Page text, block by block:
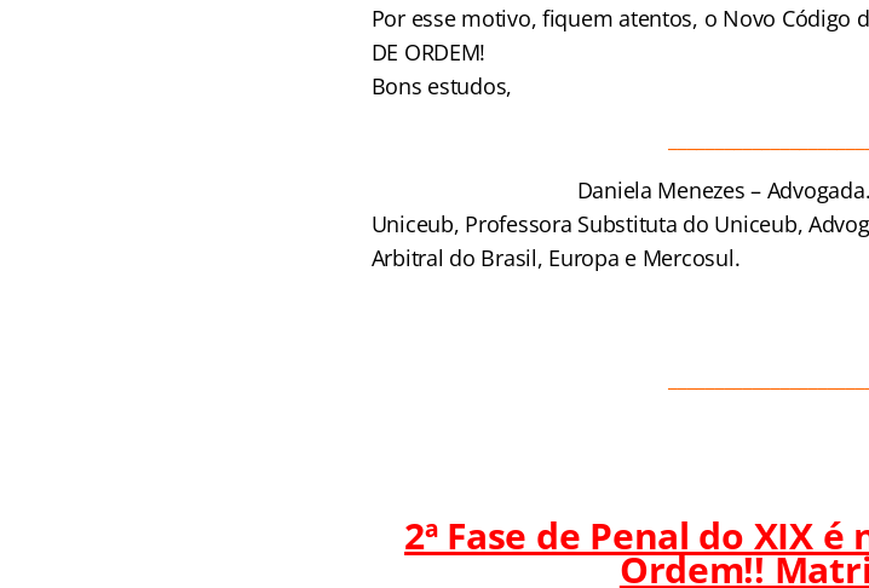
Por esse motivo, fiquem atentos, o Novo Código
DE ORDEM!
Bons estudos,
Daniela Menezes –
Uniceub, Professora Substituta do Uniceub,
Arbitral do Brasil, Europa e Mercosul.
2ª Fase de Penal do XIX
Ordem!!